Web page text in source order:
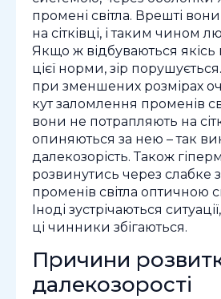
промені світла. Врешті
на сітківці, і таким чином
Якщо ж відбуваються якісь
цієї норми, зір
при зменшених розмірах
кут заломлення променів
вони не потрапляють на
опиняються за нею – так
далекозорість. Також
розвинутись через слабке
променів світла оптичною
Іноді зустрічаються
ці чинники збігаються.
Причини
далекозорості